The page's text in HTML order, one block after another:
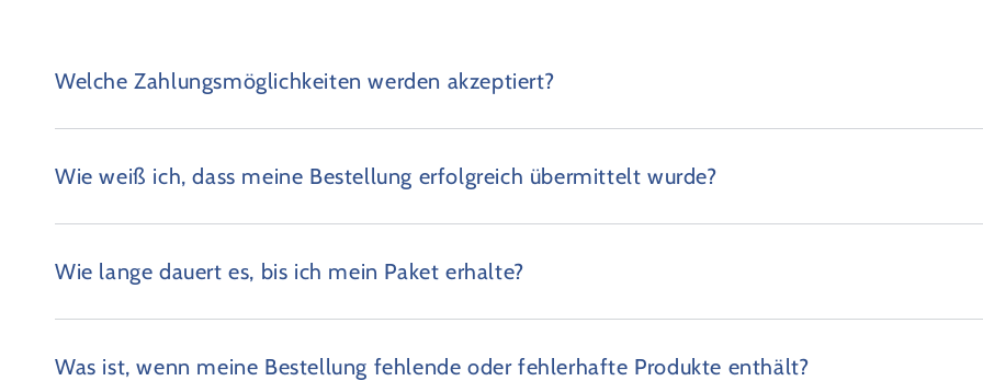
Welche Zahlungsmöglichkeiten werden akzeptiert?
Wie weiß ich, dass meine Bestellung erfolgreich übermittelt wurde?
Wie lange dauert es, bis ich mein Paket erhalte?
Was ist, wenn meine Bestellung fehlende oder fehlerhafte Produkte enthält?